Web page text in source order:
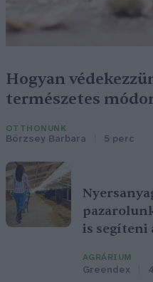
Hogyan
természetes
OTTHONUNK
Börzsey Barbara 5 perc
is segíteni
AGRÁRIUM
Greendex